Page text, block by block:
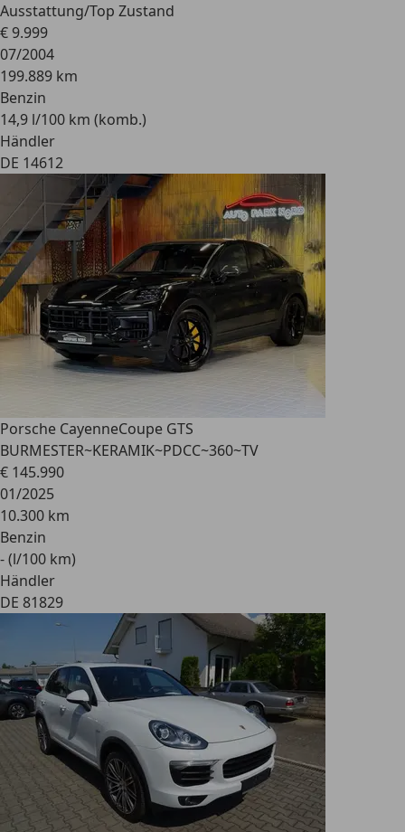
Ausstattung/Top Zustand
€ 9.999
07/2004
199.889 km
Benzin
14,9 l/100 km (komb.)
Händler
DE 14612
Porsche CayenneCoupe GTS
BURMESTER~KERAMIK~PDCC~360~TV
€ 145.990
01/2025
10.300 km
Benzin
- (l/100 km)
Händler
DE 81829